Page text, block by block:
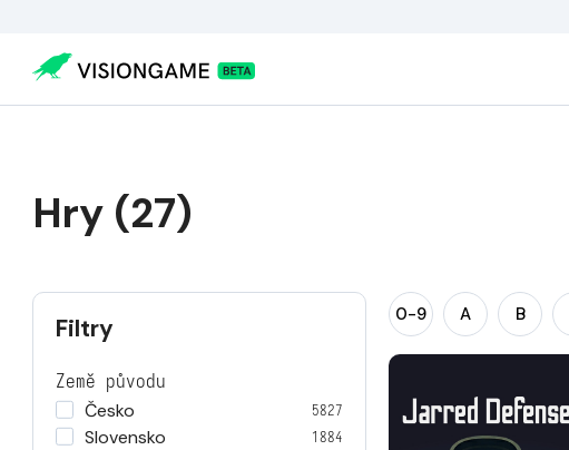
Hry (27)
Filtry
Země původu
Česko
5827
Slovensko 1884
0-9 A B